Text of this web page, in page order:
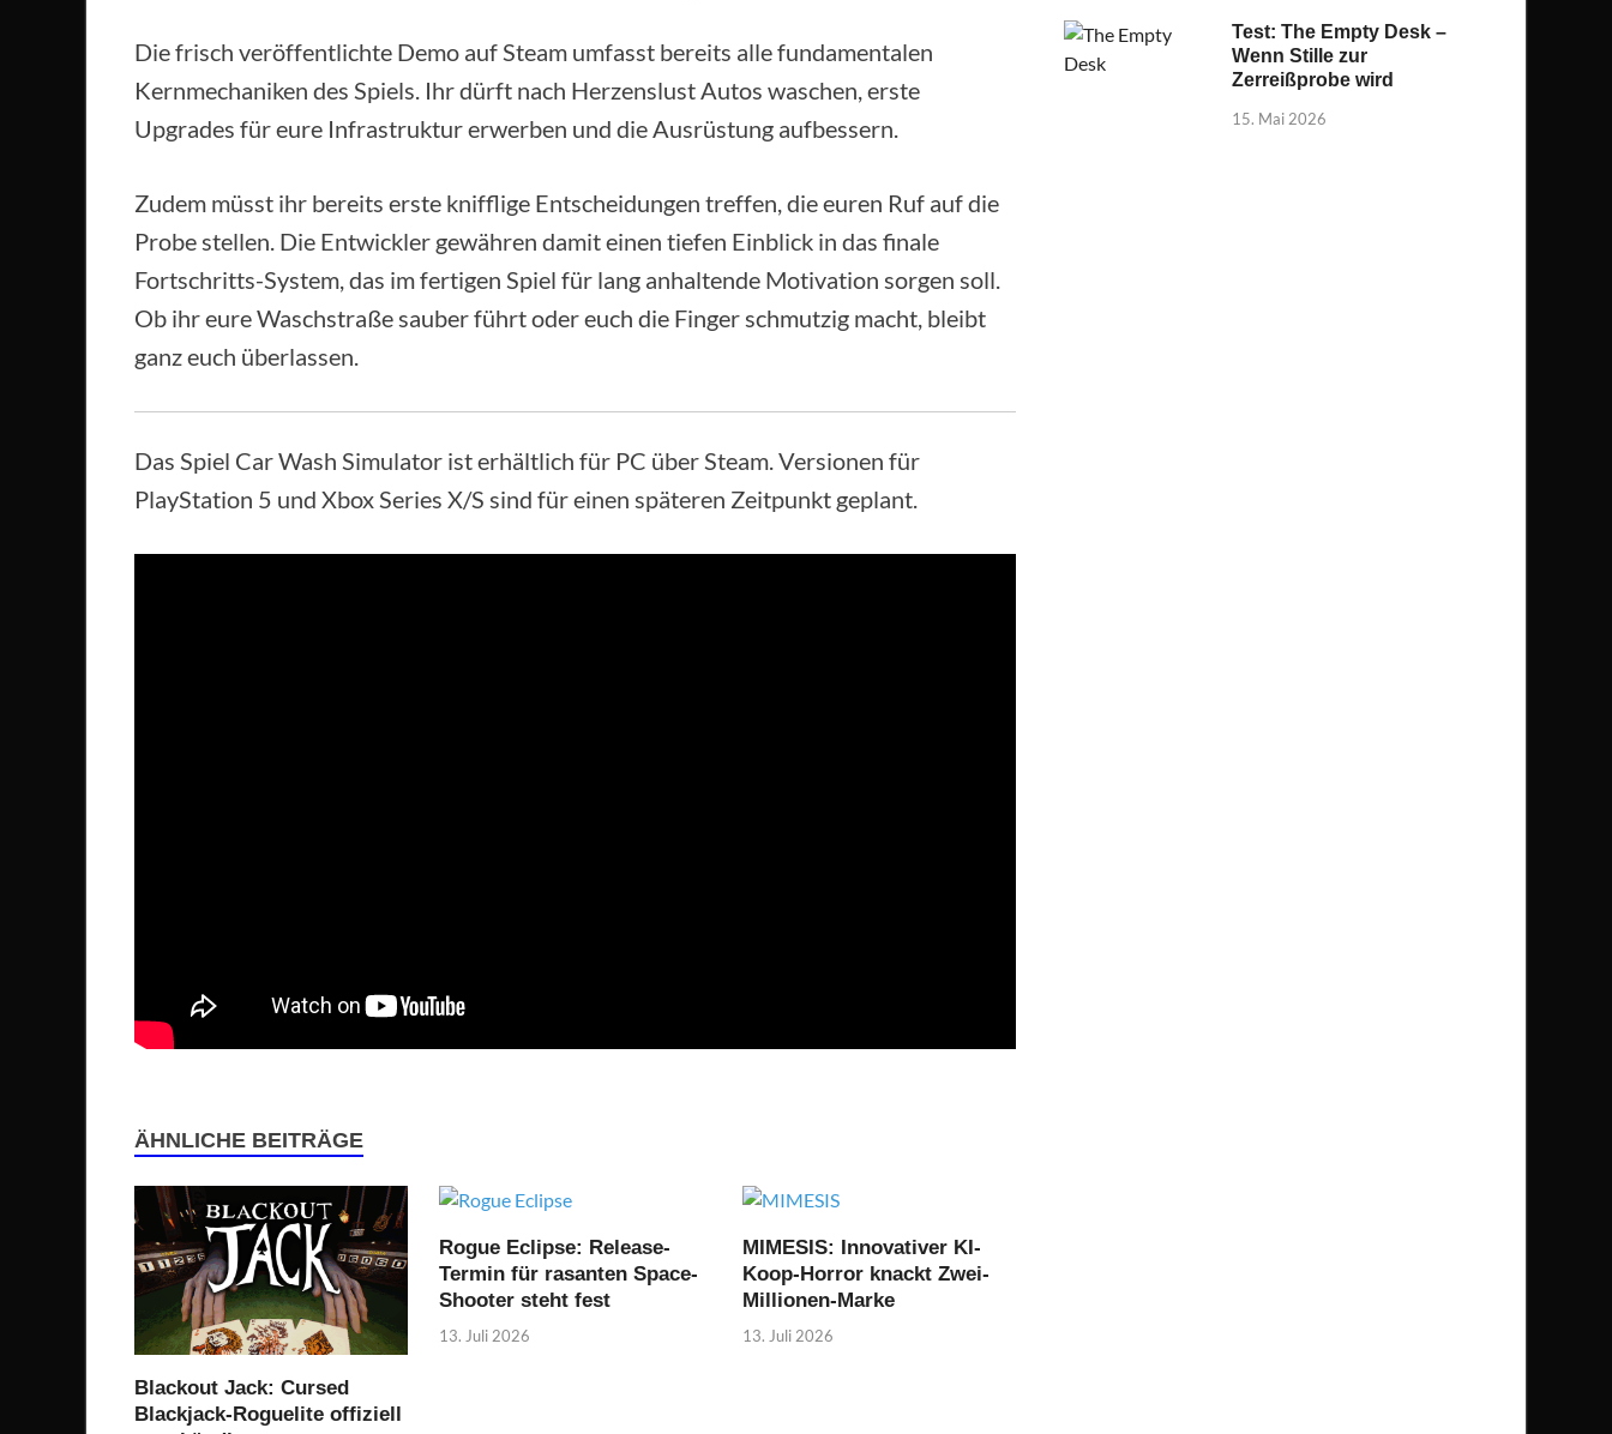
Die frisch veröffentlichte Demo auf Steam umfasst bereits alle fundamentalen
Kernmechaniken des Spiels. Ihr dürft nach Herzenslust Autos waschen, erste
Upgrades für eure Infrastruktur erwerben und die Ausrüstung aufbessern.
Zudem müsst ihr bereits erste knifflige Entscheidungen treffen, die euren Ruf auf die
Probe stellen. Die Entwickler gewähren damit einen tiefen Einblick in das finale
Fortschritts-System, das im fertigen Spiel für lang anhaltende Motivation sorgen soll.
Ob ihr eure Waschstraße sauber führt oder euch die Finger schmutzig macht, bleibt
ganz euch überlassen.
Das Spiel Car Wash Simulator ist erhältlich für PC über Steam. Versionen für
PlayStation 5 und Xbox Series X/S sind für einen späteren Zeitpunkt geplant.
ÄHNLICHE BEITRÄGE
Blackout Jack: Cursed
Blackjack-Roguelite offiziell
Rogue Eclipse: Release-
Termin für rasanten Space-
Shooter steht fest
13. Juli 2026
MIMESIS: Innovativer KI-
Koop-Horror knackt Zwei-
Millionen-Marke
13. Juli 2026
Test: The Empty Desk –
Wenn Stille zur
Zerreißprobe wird
15. Mai 2026